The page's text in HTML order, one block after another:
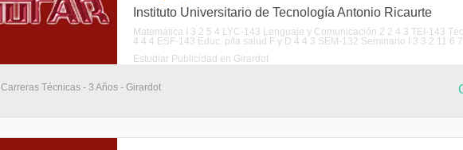
Instituto Universitario de Tecnología Antonio Ricaurte
Matemática I 3 2 5 4 LYC-143 Lenguaje y Comunicación 2 2 4 3 TEI-143
4 4 4 ESF-143 Educ. p/la salud F y D 4 4 3 SEM-132 Seminario I 3 3 2 11 6
Estudiar Publicidad en Girardot
Carreras Técnicas - 3 Años - Girardot